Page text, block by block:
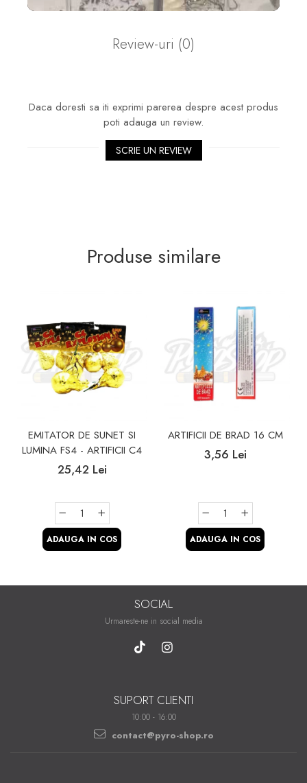
Review-uri (0)
Daca doresti sa iti exprimi parerea despre acest produs
poti adauga un review.
SCRIE UN REVIEW
Produse similare
EMITATOR DE SUNET SI
LUMINA FS4 - ARTIFICII C4
25,42 Lei
ADAUGA IN COS
ARTIFICII DE BRAD 16 CM
3,56 Lei
ADAUGA IN COS
SOCIAL
Urmareste-ne in social media
SUPORT CLIENTI
10:00 - 16:00
contact@pyro-shop.ro